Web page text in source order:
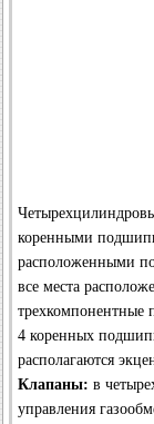
коренными
расположенными
все места
трехкомпонентные
4 коренных
располагаются
Клапаны: в
управления